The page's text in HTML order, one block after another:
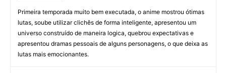
Primeira temporada muito bem executada, o anime mostrou ótimas
lutas, soube utilizar clichês de forma inteligente, apresentou um
universo construído de maneira logica, quebrou expectativas e
apresentou dramas pessoais de alguns personagens, o que deixa as
lutas mais emocionantes.